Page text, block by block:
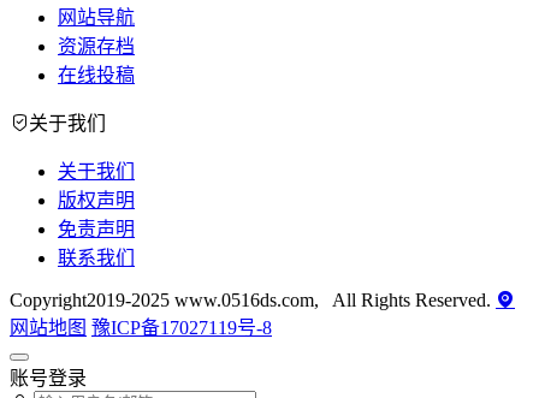
网站导航
资源存档
在线投稿
关于我们
关于我们
版权声明
免责声明
联系我们
Copyright2019-2025 www.0516ds.com, All Rights Reserved.
网站地图 豫ICP备17027119号-8
账号登录